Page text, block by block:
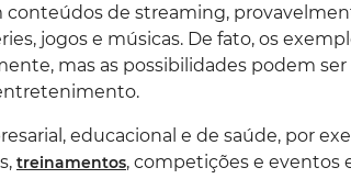
conteúdos de streaming,
jogos e músicas. De fato, os
mas as possibilidades podem
educacional e de saúde, por
treinamentos, competições e eventos